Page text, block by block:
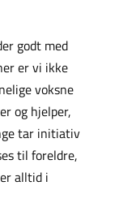
godt med
er vi ikke
voksne
og hjelper,
tar initiativ
til foreldre,
alltid i